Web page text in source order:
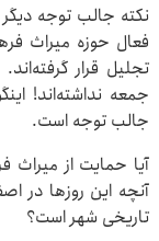
نکته جالب توجه
فعال حوزه میراث
تجلیل قرار
جمعه نداشته‌اند!
جالب توجه است.
آیا حمایت از میراث
آنچه این روزها در
تاریخی شهر است؟